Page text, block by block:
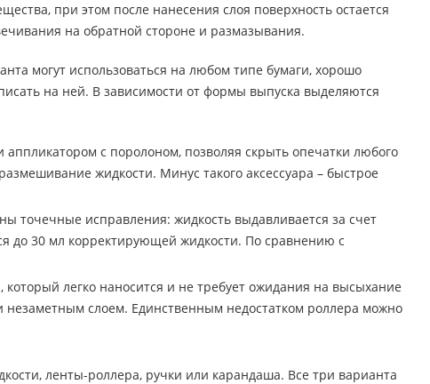
при этом после нанесения слоя поверхность остается
на обратной стороне и размазывания.
могут использоваться на любом типе бумаги, хорошо
на ней. В зависимости от формы выпуска выделяются
с поролоном, позволяя скрыть опечатки любого
жидкости. Минус такого аксессуара – быстрое
точечные исправления: жидкость выдавливается за счет
до 30 мл корректирующей жидкости. По сравнению с
легко наносится и не требует ожидания на высыхание
слоем. Единственным недостатком роллера можно
ленты-роллера, ручки или карандаша. Все три варианта